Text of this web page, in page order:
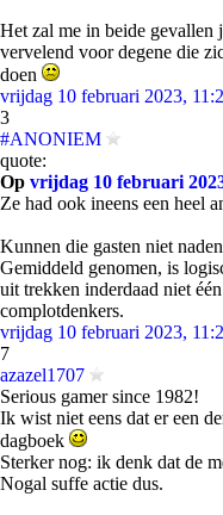
Het zal me in beide
vervelend voor degene die
doen
vrijdag 10 februari 2023,
3
#ANONIEM
quote:
Op vrijdag 10 februari
Ze had ook ineens een heel
Kunnen die gasten niet
Gemiddeld genomen, is
uit trekken inderdaad niet
complotdenkers.
vrijdag 10 februari 2023,
7
azazel1707
Serious gamer since 1982!
Ik wist niet eens dat er een
dagboek
Sterker nog: ik denk dat de
Nogal suffe actie dus.